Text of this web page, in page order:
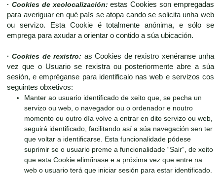
· Cookies de xeolocalización: estas Cookies son empregadas
para averiguar en qué país se atopa cando se solicita unha web
ou servizo. Esta Cookie é totalmente anónima, e sólo se
emprega para axudar a orientar o contido a súa ubicación.
·Cookies de rexistro: as Cookies de rexistro xenéranse unha
vez que o Usuario se rexistra ou posteriormente abre a súa
sesión, e empréganse para identificalo nas web e servizos cos
seguintes obxetivos:
Manter ao usuario identificado de xeito que, se pecha un
servizo ou web, o navegador ou o ordenador e noutro
momento ou outro día volve a entrar en dito servizo ou web,
seguirá identificado, facilitando así a súa navegación sen ter
que voltar a identificarse. Esta funcionalidade pódese
suprimir se o usuario preme a funcionalidade “Sair”, de xeito
que esta Cookie elimíinase e a próxima vez que entre na
web o usuario terá que iniciar sesión para estar identificado.